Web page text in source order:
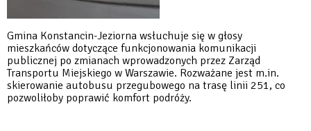
Gmina Konstancin-Jeziorna wsłuchuje się w głosy
mieszkańców dotyczące funkcjonowania komunikacji
publicznej po zmianach wprowadzonych przez Zarząd
Transportu Miejskiego w Warszawie. Rozważane jest m.in.
skierowanie autobusu przegubowego na trasę linii 251, co
pozwoliłoby poprawić komfort podróży.